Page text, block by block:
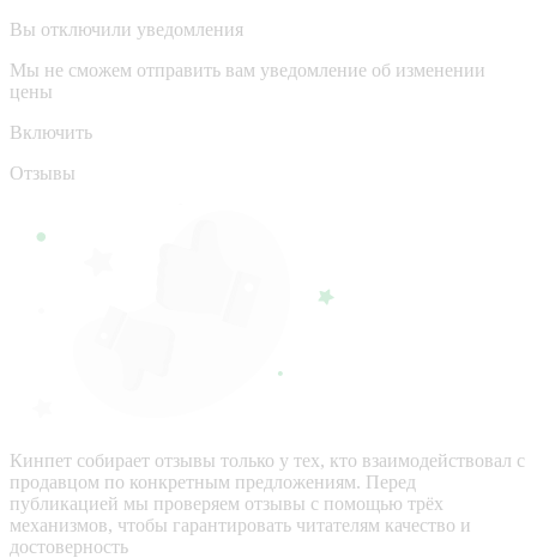
Вы отключили уведомления
Мы не сможем отправить вам уведомление об изменении
цены
Включить
Отзывы
Кинпет собирает отзывы только у тех, кто взаимодействовал с
продавцом по конкретным предложениям. Перед
публикацией мы проверяем отзывы с помощью трёх
механизмов, чтобы гарантировать читателям качество и
достоверность